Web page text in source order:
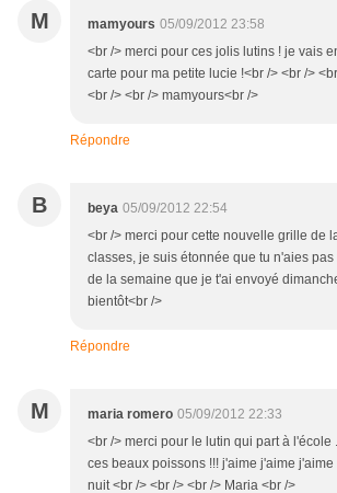
M mamyours 05/09/2012 23:58
<br /> merci pour ces jolis lutins ! je vais
carte pour ma petite lucie !<br /> <br />
<br /> <br /> mamyours<br />
Répondre
B beya 05/09/2012 22:54
<br /> merci pour cette nouvelle grille de
classes, je suis étonnée que tu n'aies
de la semaine que je t'ai envoyé
bientôt<br />
Répondre
M maria romero 05/09/2012 22:33
<br /> merci pour le lutin qui part à l'école
ces beaux poissons !!! j'aime j'aime j'aime
nuit <br /> <br /> <br /> Maria <br />